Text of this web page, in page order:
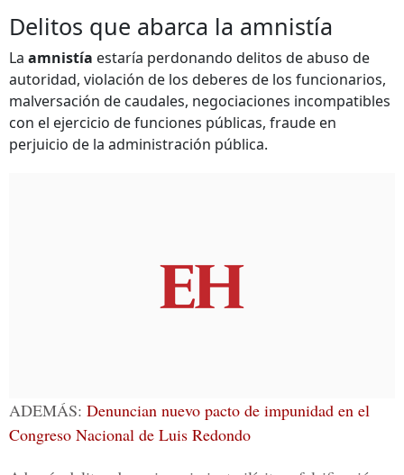
Delitos que abarca la amnistía
La amnistía estaría perdonando delitos de abuso de
autoridad, violación de los deberes de los funcionarios,
malversación de caudales, negociaciones incompatibles
con el ejercicio de funciones públicas, fraude en
perjuicio de la administración pública.
ADEMÁS: Denuncian nuevo pacto de impunidad en el
Congreso Nacional de Luis Redondo